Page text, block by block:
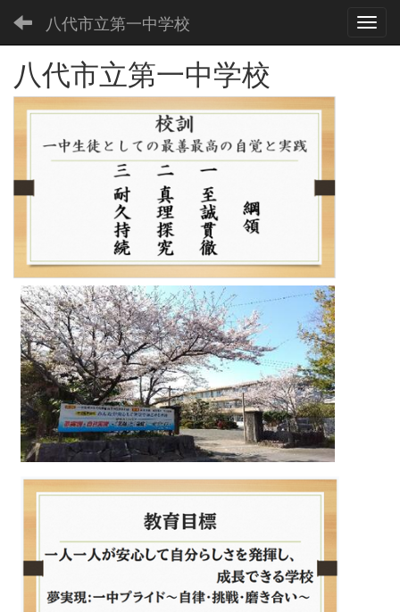
八代市立第一中学校
八代市立第一中学校